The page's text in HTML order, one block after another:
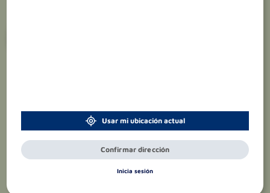
Usar mi ubicación actual
Confirmar dirección
Inicia sesión